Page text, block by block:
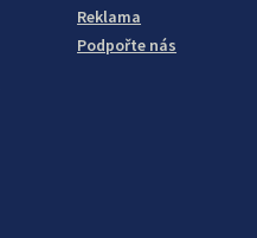
Reklama
Podpořte nás